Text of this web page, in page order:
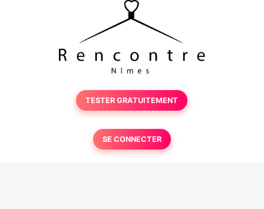
TESTER GRATUITEMENT
SE CONNECTER